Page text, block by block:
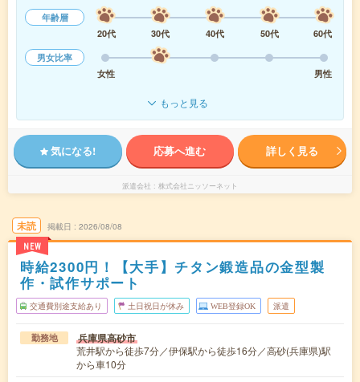
年齢層
20代
30代 40代 50代
60代
男女比率
女性
男性
もっと見る
気になる! 応募へ進む 詳しく見る
派遣会社 株式会社ニッソーネット
未読
NEW
掲載日 2026/08/08
時給2300円！【大手】チタン鍛造品の金型製
作・試作サポート
交通費別途支給あり 土日祝日が休み WEB登録OK 派遣
勤務地 兵庫県高砂市
荒井駅から徒歩7分／伊保駅から徒歩16分／高砂(兵庫県)駅
から車10分